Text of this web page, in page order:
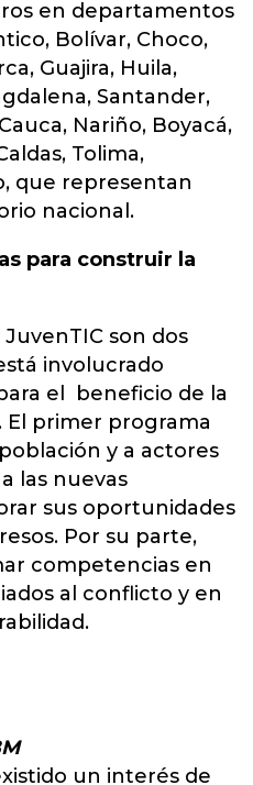
en departamentos
Bolívar, Choco,
Guajira, Huila,
Santander,
Nariño, Boyacá,
Tolima,
que representan
nacional.
para construir la
son dos
involucrado
el beneficio de la
primer programa
y a actores
las nuevas
sus oportunidades
Por su parte,
competencias en
al conflicto y en
un interés de